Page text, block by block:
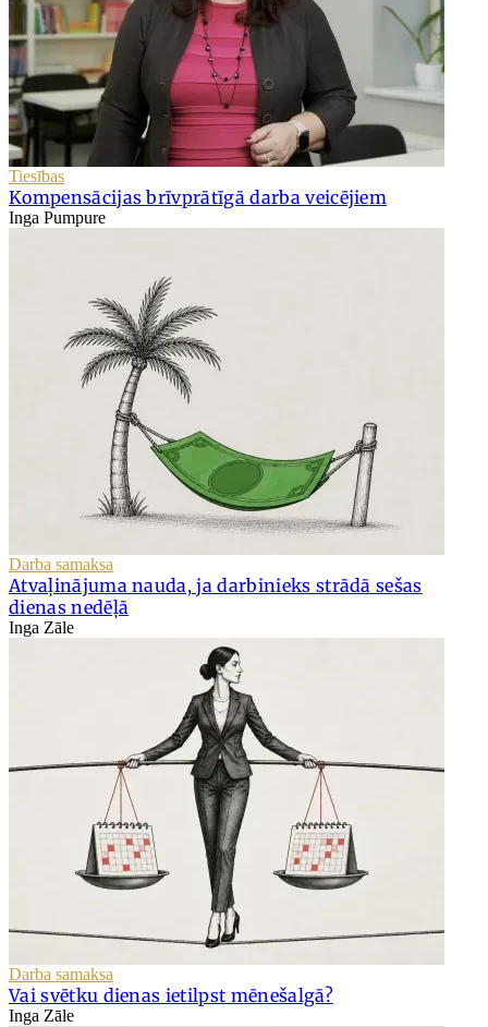
Tiesības
Kompensācijas brīvprātīgā darba veicējiem
Inga Pumpure
Darba samaksa
Atvaļinājuma nauda, ja darbinieks strādā sešas
dienas nedēļā
Inga Zāle
Darba samaksa
Vai svētku dienas ietilpst mēnešalgā?
Inga Zāle